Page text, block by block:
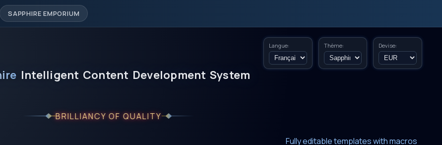
SAPPHIRE EMPORIUM
Langue: Thème: Devise:
Intelligent Content Development System
Fully customizable SQL macros support
BRILLIANCY OF QUALITY